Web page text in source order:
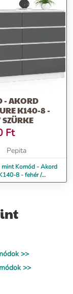
- AKORD
K140-8 -
Ft
Pepita
mint Komód - Akord
8 - fehér /
>>
>>